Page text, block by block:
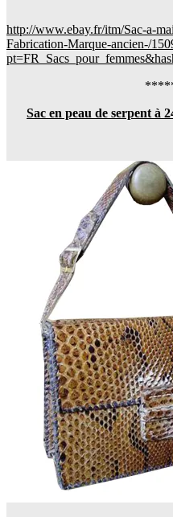
http://www.ebay.fr/itm/Sac-a-
Fabrication-Marque-ancien-/
Sac en peau de serpent à